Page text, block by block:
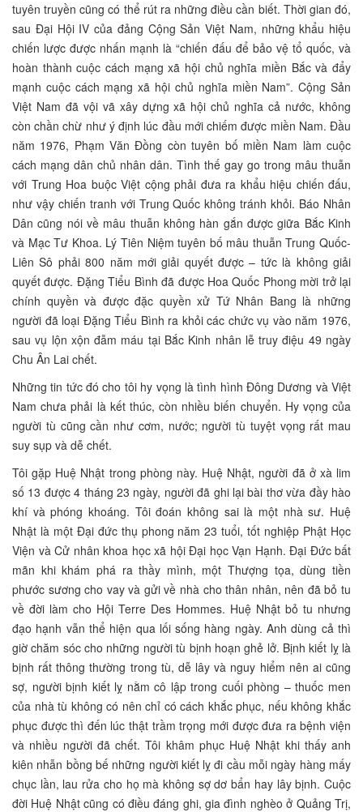
tuyên truyền cũng có thể rút ra những điều cần biết. Thời gian đó,
sau Đại Hội IV của đảng Cộng Sản Việt Nam, những khẩu hiệu
chiến lược được nhấn mạnh là “chiến đấu để bảo vệ tổ quốc, và
hoàn thành cuộc cách mạng xã hội chủ nghĩa miền Bắc và đẩy
mạnh cuộc cách mạng xã hội chủ nghĩa miền Nam”. Cộng Sản
Việt Nam đã vội vã xây dựng xã hội chủ nghĩa cả nước, không
còn chần chừ như ý định lúc đầu mới chiếm được miền Nam. Đầu
năm 1976, Phạm Văn Đồng còn tuyên bố miền Nam làm cuộc
cách mạng dân chủ nhân dân. Tình thế gay go trong mâu thuẫn
với Trung Hoa buộc Việt cộng phải đưa ra khẩu hiệu chiến đấu,
như vậy chiến tranh với Trung Quốc không tránh khỏi. Báo Nhân
Dân cũng nói về mâu thuẫn không hàn gắn được giữa Bắc Kinh
và Mạc Tư Khoa. Lý Tiên Niệm tuyên bố mâu thuẫn Trung Quốc-
Liên Sô phải 800 năm mới giải quyết được – tức là không giải
quyết được. Đặng Tiểu Bình đã được Hoa Quốc Phong mời trở lại
chính quyền và được đặc quyền xử Tứ Nhân Bang là những
người đã loại Đặng Tiểu Bình ra khỏi các chức vụ vào năm 1976,
sau vụ lộn xộn đẫm máu tại Bắc Kinh nhân lễ truy điệu 49 ngày
Chu Ân Lai chết.
Những tin tức đó cho tôi hy vọng là tình hình Đông Dương và Việt
Nam chưa phải là kết thúc, còn nhiều biến chuyển. Hy vọng của
người tù cũng cần như cơm, nước; người tù tuyệt vọng rất mau
suy sụp và dễ chết.
Tôi gặp Huệ Nhật trong phòng này. Huệ Nhật, người đã ở xà lim
số 13 được 4 tháng 23 ngày, người đã ghi lại bài thơ vừa đầy hào
khí và phóng khoáng. Tôi đoán không sai là một nhà sư. Huệ
Nhật là một Đại đức thụ phong năm 23 tuổi, tốt nghiệp Phật Học
Viện và Cử nhân khoa học xã hội Đại học Vạn Hạnh. Đại Đức bất
mãn khi khám phá ra thầy mình, một Thượng tọa, dùng tiền
phước sương cho vay và gửi về nhà cho thân nhân, nên đã bỏ tu
về đời làm cho Hội Terre Des Hommes. Huệ Nhật bỏ tu nhưng
đạo hạnh vẫn thể hiện qua lối sống hàng ngày. Anh dùng cả thì
giờ chăm sóc cho những người tù bịnh hoạn ghẻ lở. Bịnh kiết lỵ là
bịnh rất thông thường trong tù, dễ lây và nguy hiểm nên ai cũng
sợ, người bịnh kiết lỵ nằm cô lập trong cuối phòng – thuốc men
của nhà tù không có nên chỉ có cách khắc phục, nếu không khắc
phục được thì đến lúc thật trầm trọng mới được đưa ra bệnh viện
và nhiều người đã chết. Tôi khâm phục Huệ Nhật khi thấy anh
kiên nhẫn bồng bế những người kiết lỵ đi cầu mỗi ngày hàng mấy
chục lần, lau rửa cho họ mà không sợ dơ bẩn hay lây bịnh. Cuộc
đời Huệ Nhật cũng có điều đáng ghi, gia đình nghèo ở Quảng Trị,